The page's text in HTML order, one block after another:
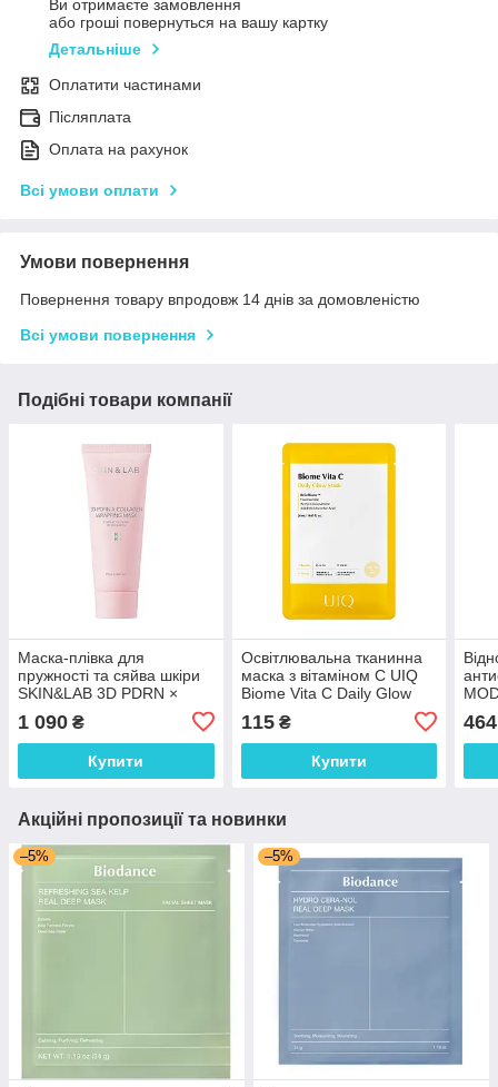
Ви отримаєте замовлення
або гроші повернуться на вашу картку
Детальніше
Оплатити частинами
Післяплата
Оплата на рахунок
Всі умови оплати
Умови повернення
Повернення товару впродовж 14 днів за домовленістю
Всі умови повернення
Подібні товари компанії
Маска-плівка для
пружності та сяйва шкіри
SKIN&LAB 3D PDRN ×
Collagen Wrapping Mask
70 мл
1 090 ₴
Купити
Освітлювальна тканинна
маска з вітаміном C UIQ
Biome Vita C Daily Glow
115₴
Купити
464
Акційні пропозиції та новинки
–5% –5%